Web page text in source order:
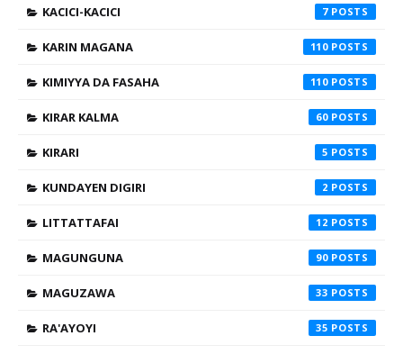
KACICI-KACICI 7
KARIN MAGANA 110
KIMIYYA DA FASAHA 110
KIRAR KALMA 60
KIRARI 5
KUNDAYEN DIGIRI 2
LITTATTAFAI 12
MAGUNGUNA 90
MAGUZAWA 33
RA'AYOYI 35